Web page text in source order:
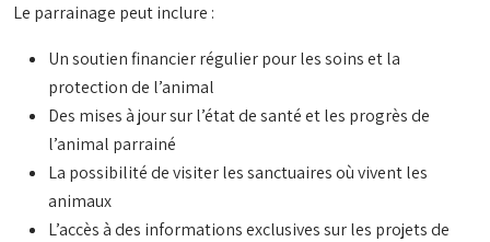
Le parrainage peut inclure :
Un soutien financier régulier pour les soins et la
protection de l’animal
Des mises à jour sur l’état de santé et les progrès de
l’animal parrainé
La possibilité de visiter les sanctuaires où vivent les
animaux
L’accès à des informations exclusives sur les projets de